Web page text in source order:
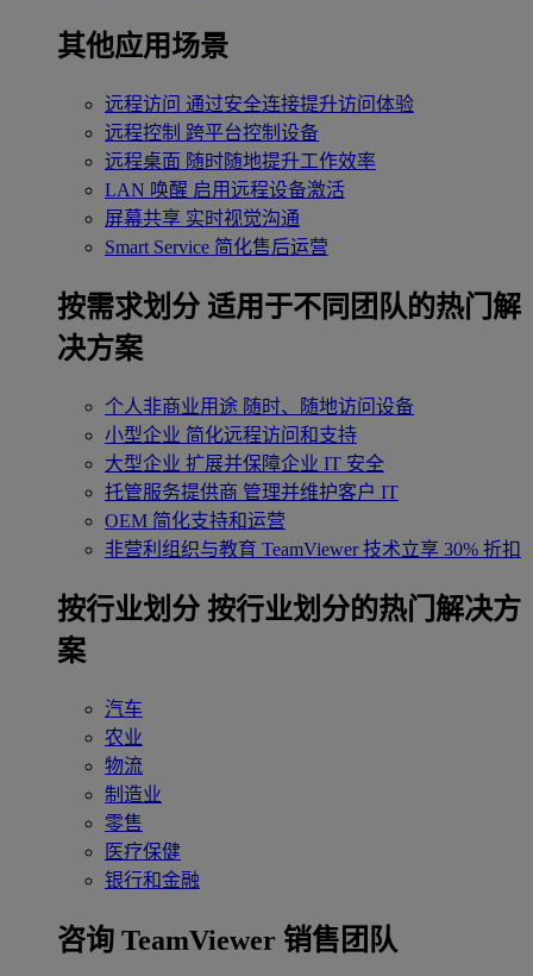
其他应用场景
远程访问 通过安全连接提升访问体验
远程控制 跨平台控制设备
远程桌面 随时随地提升工作效率
LAN 唤醒 启用远程设备激活
屏幕共享 实时视觉沟通
Smart Service 简化售后运营
按需求划分 适用于不同团队的热门解
决方案
个人非商业用途 随时、随地访问设备
小型企业 简化远程访问和支持
大型企业 扩展并保障企业 IT 安全
托管服务提供商 管理并维护客户 IT
OEM 简化支持和运营
非营利组织与教育 TeamViewer 技术立享 30% 折扣
‌按行业划分 按行业划分的热门解决方
案
汽车
农业
物流
制造业
零售
医疗保健
银行和金融
咨询 TeamViewer 销售团队